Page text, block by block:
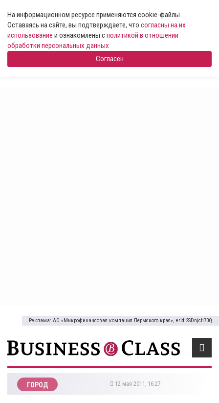
На информационном ресурсе применяются cookie-файлы .
Оставаясь на сайте, вы подтверждаете, что согласны на их
использование и ознакомлены сполитикой в отношении
обработки персональных данных
Согласен
Реклама: АО «Микрофинансовая компания Пермского края», erid:2SDnjcfi73Q
ГОРОД 12 мая 2011, 16:27